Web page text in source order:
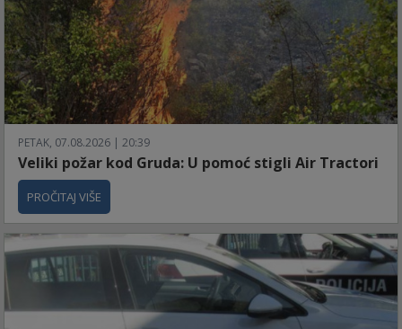
PETAK, 07.08.2026 | 20:39
Veliki požar kod Gruda: U pomoć stigli Air Tractori
PROČITAJ VIŠE